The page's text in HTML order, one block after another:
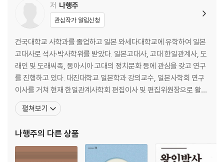
저 나행주
관심작가 알림신청
건국대학교 사학과를 졸업하고 일본 와세다대학교에 유학하여 일본
고대사로 석사·박사학위를 받았다. 일본고대사, 고대 한일관계사, 도
래인 및 도래씨족, 동아시아 고대의 정치문화 등에 관심을 갖고 연구
를 진행하고 있다. 대진대학교 일본학과 강의교수, 일본사학회 연구
이사를 거쳐 현재 한일관계사학회 편집이사 및 편집위원장으로 활동
하면서 건국대학교 사학과 초빙교수로 있다. 저서로 『왜 일본에 사무
라이가 등장했을까』가 있으며, 공저한 책으로『일본고중세사』 『역주
현황과 과제』 『문답으로 풀어 본 왕인박사』 『한일관계사
펼쳐보기
나행주의 다른 상품